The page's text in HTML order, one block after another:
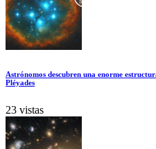
Astrónomos descubren una enorme
Pléyades
23 vistas